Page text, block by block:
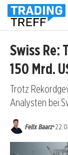
Swiss Re:
150 Mrd.
Trotz
Analysten bei
Felix Baarz•